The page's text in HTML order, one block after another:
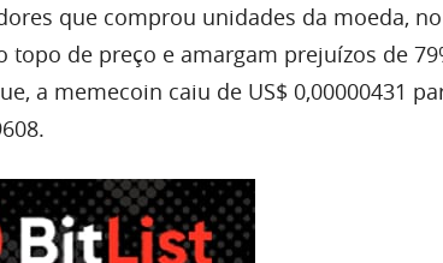
que comprou unidades da moeda, no
topo de preço e amargam prejuízos de
a memecoin caiu de US$ 0,00000431